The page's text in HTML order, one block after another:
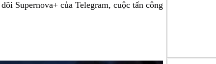
Supernova+ của Telegram, cuộc tấn công